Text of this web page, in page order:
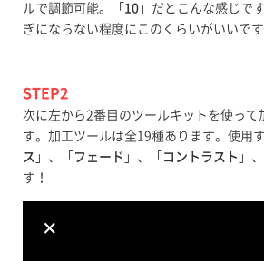
ルで調節可能。「 10 」だとこんな感じで
ぎにならない程度にこのくらいがいいです
STEP2
次に左から2番目のツールキットを使って
す。加工ツールは全19種あります。使用
ス 」、「 フェード 」、「 コントラスト 」
す！